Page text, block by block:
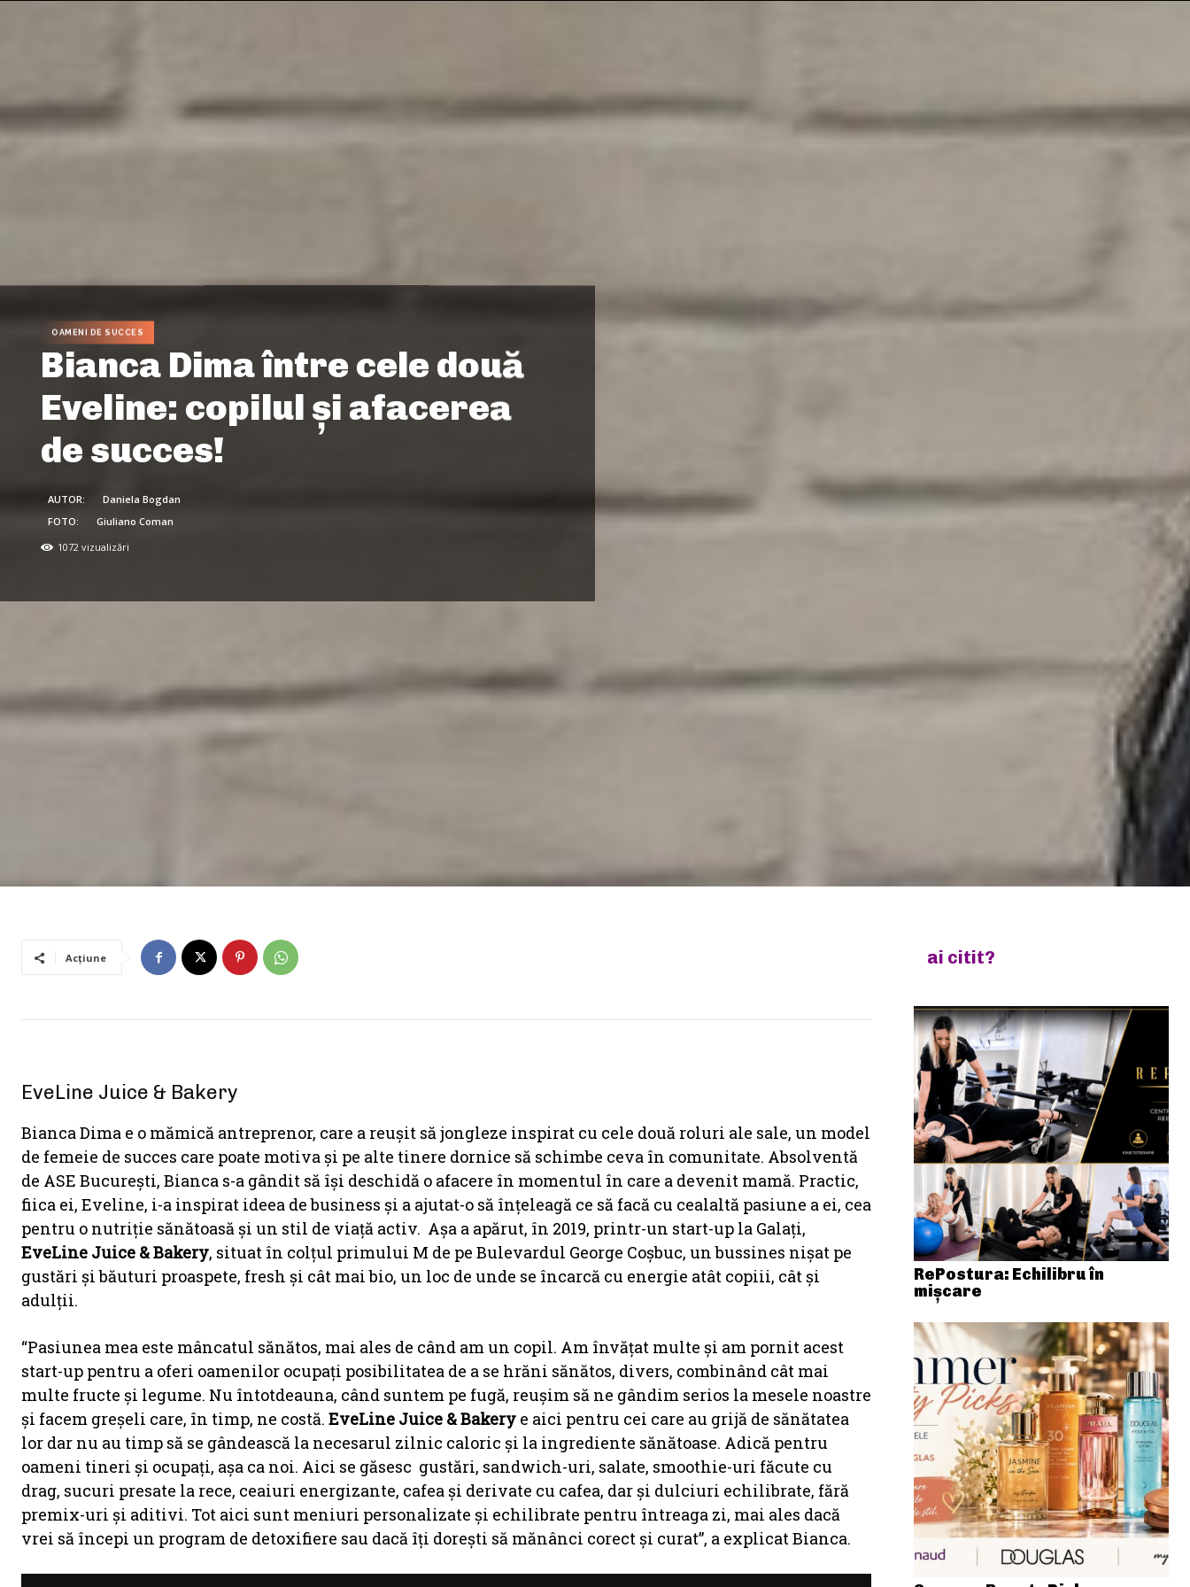
OAMENI DE SUCCES
Bianca Dima între cele două
Eveline: copilul și afacerea
de succes!
AUTOR:
Daniela Bogdan
FOTO:
Giuliano Coman
1072 vizualizări
Acțiune
EveLine Juice & Bakery
Bianca Dima e o mămică antreprenor, care a reușit să jongleze inspirat cu cele două roluri ale sale, un model
de femeie de succes care poate motiva și pe alte tinere dornice să schimbe ceva în comunitate. Absolventă
de ASE București, Bianca s-a gândit să își deschidă o afacere în momentul în care a devenit mamă. Practic,
fiica ei, Eveline, i-a inspirat ideea de business și a ajutat-o să înțeleagă ce să facă cu cealaltă pasiune a ei, cea
pentru o nutriție sănătoasă și un stil de viață activ. Așa a apărut, în 2019, printr-un start-up la Galați,
EveLine Juice & Bakery, situat în colțul primului M de pe Bulevardul George Coșbuc, un bussines nișat pe
gustări și băuturi proaspete, fresh și cât mai bio, un loc de unde se încarcă cu energie atât copiii, cât și
adulții.
“Pasiunea mea este mâncatul sănătos, mai ales de când am un copil. Am învățat multe și am pornit acest
start-up pentru a oferi oamenilor ocupați posibilitatea de a se hrăni sănătos, divers, combinând cât mai
multe fructe și legume. Nu întotdeauna, când suntem pe fugă, reușim să ne gândim serios la mesele noastre
și facem greșeli care, în timp, ne costă. EveLine Juice & Bakery e aici pentru cei care au grijă de sănătatea
lor dar nu au timp să se gândească la necesarul zilnic caloric și la ingrediente sănătoase. Adică pentru
oameni tineri și ocupați, așa ca noi. Aici se găsesc gustări, sandwich-uri, salate, smoothie-uri făcute cu
drag, sucuri presate la rece, ceaiuri energizante, cafea și derivate cu cafea, dar și dulciuri echilibrate, fără
premix-uri și aditivi. Tot aici sunt meniuri personalizate și echilibrate pentru întreaga zi, mai ales dacă
vrei să începi un program de detoxifiere sau dacă îți dorești să mănânci corect și curat”, a explicat Bianca.
ai citit?
RePostura: Echilibru în
mișcare